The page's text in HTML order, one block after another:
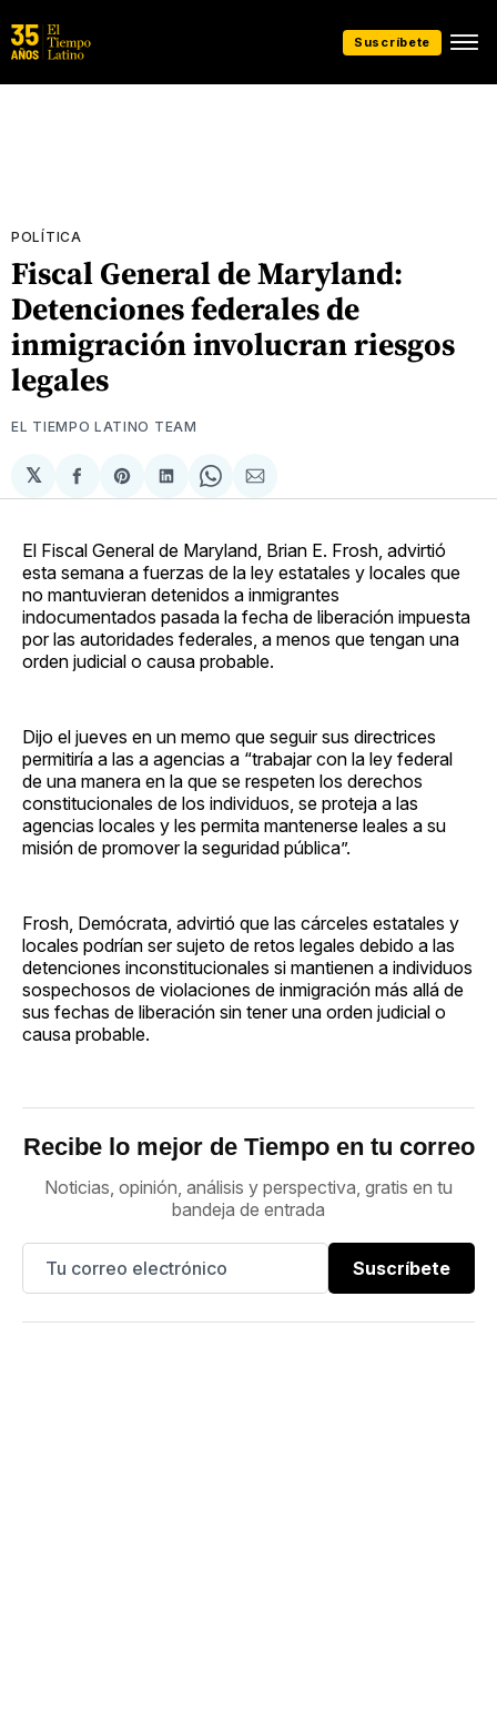
Suscríbete
POLÍTICA
Fiscal General de Maryland:
Detenciones federales de
inmigración involucran riesgos
legales
EL TIEMPO LATINO TEAM
𝕏
Compartir
en
Share
on
Compartir
en
Share
on
Compartir
via
El Fiscal General de Maryland, Brian E. Frosh, advirtió
esta semana a fuerzas de la ley estatales y locales que
no mantuvieran detenidos a inmigrantes
indocumentados pasada la fecha de liberación impuesta
por las autoridades federales, a menos que tengan una
orden judicial o causa probable.
Dijo el jueves en un memo que seguir sus directrices
permitiría a las a agencias a “trabajar con la ley federal
de una manera en la que se respeten los derechos
constitucionales de los individuos, se proteja a las
agencias locales y les permita mantenerse leales a su
misión de promover la seguridad pública”.
Frosh, Demócrata, advirtió que las cárceles estatales y
locales podrían ser sujeto de retos legales debido a las
detenciones inconstitucionales si mantienen a individuos
sospechosos de violaciones de inmigración más allá de
sus fechas de liberación sin tener una orden judicial o
causa probable.
Recibe lo mejor de Tiempo en tu correo
Noticias, opinión, análisis y perspectiva, gratis en tu
bandeja de entrada
Suscríbete